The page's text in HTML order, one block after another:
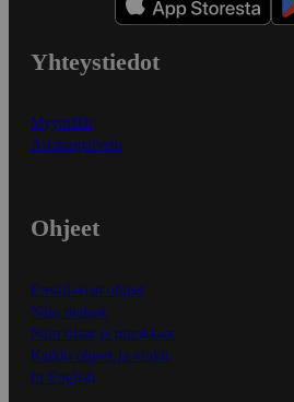
Yhteystiedot
Myymälät
Asiakaspalvelu
Ohjeet
Ensitilaajan ohjeet
Näin maksat
Näin tilaat ja muokkaat
Kaikki ohjeet ja vinkit
In English